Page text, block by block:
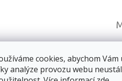
cookies, abychom
analýze provozu webu